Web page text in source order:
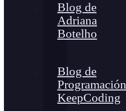
Blog de
Adriana
Botelho
Blog de
Programación
KeepCoding